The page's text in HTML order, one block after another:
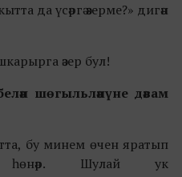
да үсәргә әзерме?» дигән
әзер бул!
шөгыльләнүне дәвам
бу минем өчен яратып
һөнәр. Шулай ук